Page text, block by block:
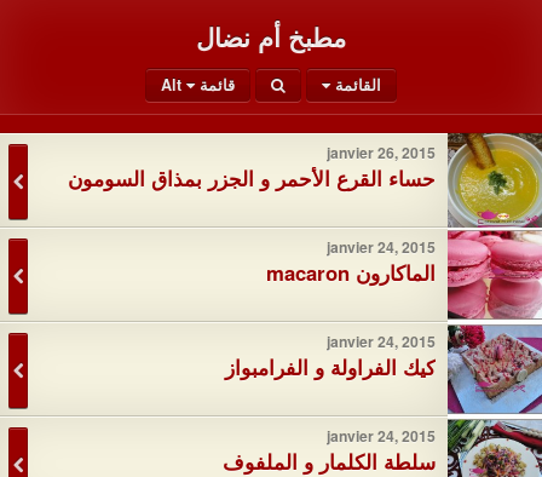
مطبخ أم نضال
القائمة قائمة Alt
janvier 26, 2015
حساء القرع الأحمر و الجزر بمذاق السومون
janvier 24, 2015
الماكارون macaron
janvier 24, 2015
كيك الفراولة و الفرامبواز
janvier 24, 2015
سلطة الكلمار و الملفوف